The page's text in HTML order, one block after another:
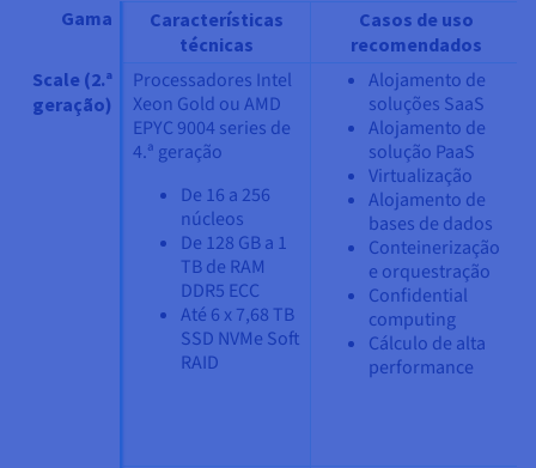
Gama
Características
técnicas
Casos de uso
recomendados
Scale (2.ª
geração)
Processadores Intel
Xeon Gold ou AMD
EPYC 9004 series de
4.ª geração
De 16 a 256
núcleos
De 128 GB a 1
TB de RAM
DDR5 ECC
Até 6 x 7,68 TB
SSD NVMe Soft
RAID
Alojamento de
soluções SaaS
Alojamento de
solução PaaS
Virtualização
Alojamento de
bases de dados
Conteinerização
e orquestração
Confidential
computing
Cálculo de alta
performance